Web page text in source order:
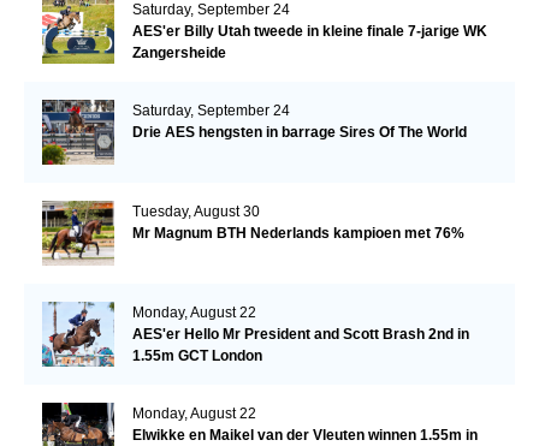
Saturday, September 24
AES'er Billy Utah tweede in kleine finale 7-jarige WK
Zangersheide
Saturday, September 24
Drie AES hengsten in barrage Sires Of The World
Tuesday, August 30
Mr Magnum BTH Nederlands kampioen met 76%
Monday, August 22
AES'er Hello Mr President and Scott Brash 2nd in
1.55m GCT London
Monday, August 22
Elwikke en Maikel van der Vleuten winnen 1.55m in